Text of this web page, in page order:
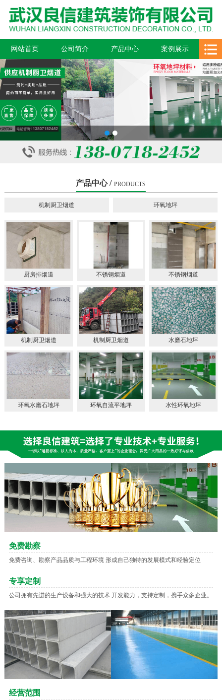
网站首页 公司简介 产品中心 案例展示
新闻中心 在线留言 联系我们
1 2
产品中心 / PRODUCTS
机制厨卫烟道 环氧地坪
厨房排烟道 不锈钢烟道 不锈钢烟道
机制厨卫烟道 机制厨卫烟道 水磨石地坪
环氧水磨石地坪 环氧自流平地坪 水性环氧地坪
免费勘察
免费咨询、勘察产品品质与工程环境 形成自己独特的发展模式和经验定位
专享定制
公司拥有先进的生产设备和强大的技术 开发能力，支持定制，携手众多企业。
经营范围